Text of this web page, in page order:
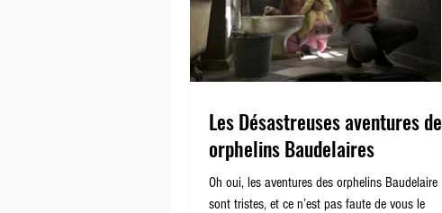
Les Désastreuses aventures des
orphelins Baudelaires
Oh oui, les aventures des orphelins Baudelaire
sont tristes, et ce n’est pas faute de vous le